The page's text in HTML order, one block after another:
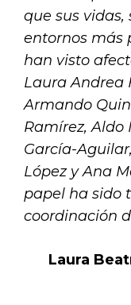
que sus vidas,
entornos más
han visto
Laura Andrea
Armando
Ramírez, Aldo
García-
López y Ana
papel ha sido
coordinación
Laura